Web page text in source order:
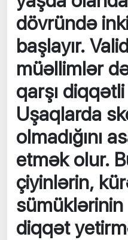
dövründə
başlayır.
müəllimlər
qarşı diqqətli
Uşaqlarda
olmadığını
etmək olur.
çiyinlərin,
diqqət